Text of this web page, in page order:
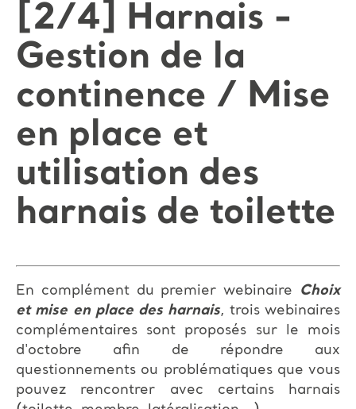
[2/4] Harnais -
Gestion de la
continence / Mise
en place et
utilisation des
harnais de toilette
En complément du premier webinaire Choix
et mise en place des harnais, trois webinaires
complémentaires sont proposés sur le mois
d'octobre afin de répondre aux
questionnements ou problématiques que vous
pouvez rencontrer avec certains harnais